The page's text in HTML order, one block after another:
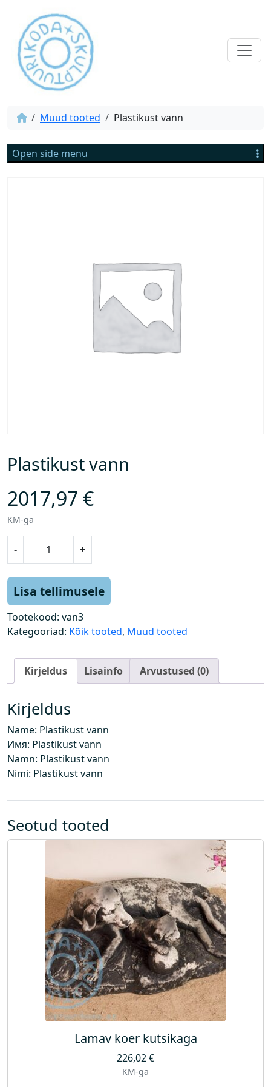
Muud tooted Plastikust vann
Open side menu
Plastikust vann
2017,97 €
KM-ga
-
t
i
k
v
a
n
n
k
o
g
s
+
Lisa tellimusele
Tootekood: van3
Kategooriad: Kõik tooted, Muud tooted
Kirjeldus Lisainfo Arvustused (0)
Kirjeldus
Name: Plastikust vann
Имя: Plastikust vann
Namn: Plastikust vann
Nimi: Plastikust vann
Seotud tooted
Lamav koer kutsikaga
226,02€
KM-ga